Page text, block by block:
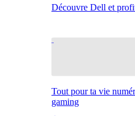
Découvre Dell et
Tout pour ta vie
gaming